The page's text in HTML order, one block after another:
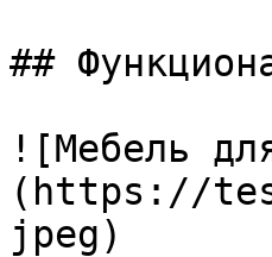
##
![Мебель
(https://
jpeg)